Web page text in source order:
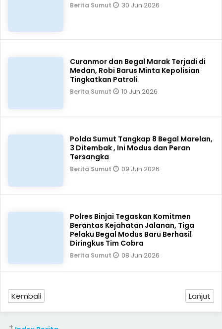
Berita Sumut 30 Jun 2026
Curanmor dan Begal Marak Terjadi di
Medan, Robi Barus Minta Kepolisian
Tingkatkan Patroli
Berita Sumut 10 Jun 2026
Polda Sumut Tangkap 8 Begal Marelan,
3 Ditembak , Ini Modus dan Peran
Tersangka
Berita Sumut 09 Jun 2026
Polres Binjai Tegaskan Komitmen
Berantas Kejahatan Jalanan, Tiga
Pelaku Begal Modus Baru Berhasil
Diringkus Tim Cobra
Berita Sumut 08 Jun 2026
Kembali Lanjut
+